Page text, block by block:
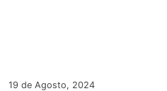
19 de Agosto, 2024